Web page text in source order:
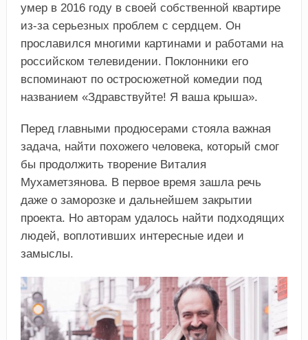
умер в 2016 году в своей собственной квартире
из-за серьезных проблем с сердцем. Он
прославился многими картинами и работами на
российском телевидении. Поклонники его
вспоминают по остросюжетной комедии под
названием «Здравствуйте! Я ваша крыша».
Перед главными продюсерами стояла важная
задача, найти похожего человека, который смог
бы продолжить творение Виталия
Мухаметзянова. В первое время зашла речь
даже о заморозке и дальнейшем закрытии
проекта. Но авторам удалось найти подходящих
людей, воплотивших интересные идеи и
замыслы.